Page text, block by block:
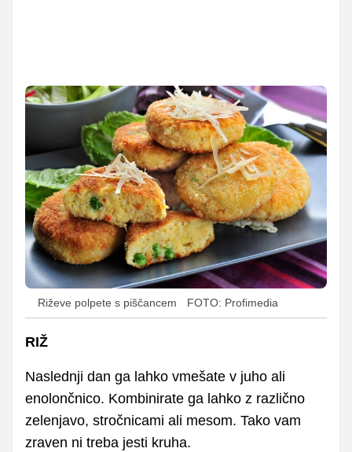
Riževe polpete s piščancem FOTO: Profimedia
RIŽ
Naslednji dan ga lahko vmešate v juho ali
enolončnico. Kombinirate ga lahko z različno
zelenjavo, stročnicami ali mesom. Tako vam
zraven ni treba jesti kruha.